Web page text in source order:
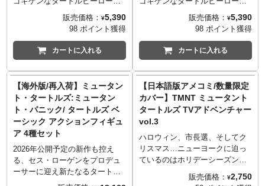
ハロウィンに参戦。リーダーの
レオナルドは宿敵シュレッダー
の仮装をしています。コスチュ
ームがピザの空箱で作られてい
るかようなデザインがとっても
方、クランゲにそっくりなキャ
ンディバケットを持っていると
ころもこだわりポイント。
※パッケージは輸送用となりま
すため、多少の傷やダメージが
ある場合もございます。
販売価格： ¥5,390
98 ポイント獲得
カートに入れる
ハロウィンに参戦。ドナテロは
80年代のハエ男になってしまっ
たバクスター・ストックマンの
仮装をしています。コスチュー
ムがピザの空箱で作られている
らしい。茶色のウィッグ、蝶ネ
クタイやベスト、2本のハエの腕
などディティールまでしっかり
こだわられています。もらった
お菓子は、落とさないようにフ
ット団のアイマスクのなかに。
※パッケージは輸送用となりま
すため、多少の傷やダメージが
販売価格： ¥5,390
98 ポイント獲得
カートに入れる
【海外版/再入荷】ミュータン
ト・タートルズ:ミュータン
ト・パニック/ タートルズ ベ
ーシック アクションフィギュ
ア 4種セット
2026年公開予定の新作も控え
る、セス・ローゲンをプロデュ
ーサーに迎え新たなるタートル
ズを描き大きな反響を得た映画
【日本語版アメコミ/数量限定
カバー】TMNT ミュータント
タートルズ TVアドベンチャー
vol.3
ハロウィン、市長選、そしてク
リスマス…ニューヨークに迫っ
ているのはホリデーシーズンと
ボットニンジャ、仮装した乱暴
販売価格： ¥2,750